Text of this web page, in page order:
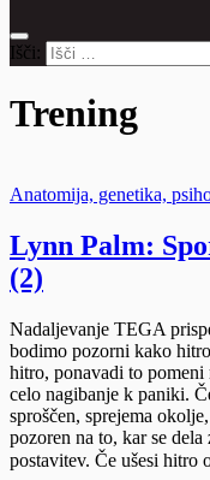
Išči:
Trening
Anatomija, genetika,
Lynn Palm:
(2)
Nadaljevanje TEGA
bodimo pozorni kako
hitro, ponavadi to pomeni
celo nagibanje k paniki.
sproščen, sprejema
pozoren na to, kar se
postavitev. Če ušesi hitro